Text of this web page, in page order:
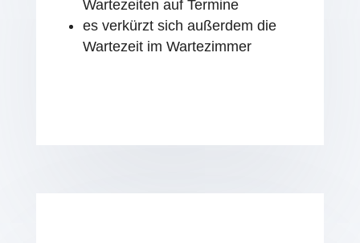
Wartezeiten auf Termine
es verkürzt sich außerdem die
Wartezeit im Wartezimmer